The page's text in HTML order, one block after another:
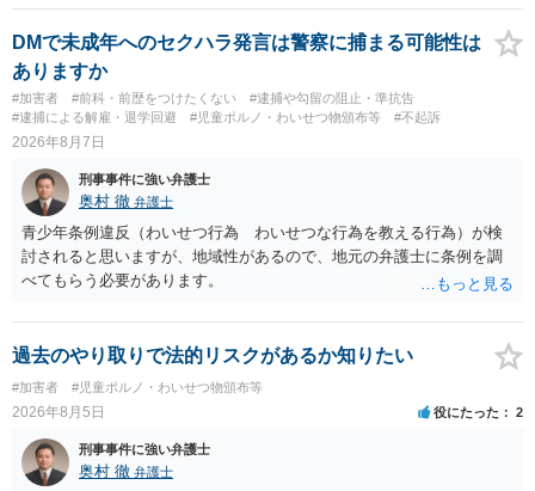
DMで未成年へのセクハラ発言は警察に捕まる可能性は
ありますか
#加害者 #前科・前歴をつけたくない
#逮捕や勾留の阻止・準抗告
#逮捕による解雇・退学回避
#児童ポルノ・わいせつ物頒布等 #不起訴
2026年8月7日
刑事事件に強い弁護士
奥村 徹 弁護士
青少年条例違反（わいせつ行為 わいせつな行為を教える行為）が検
討されると思いますが、地域性があるので、地元の弁護士に条例を調
べてもらう必要があります。
過去のやり取りで法的リスクがあるか知りたい
#加害者 #児童ポルノ・わいせつ物頒布等
2026年8月5日 役にたった 2
刑事事件に強い弁護士
奥村 徹 弁護士